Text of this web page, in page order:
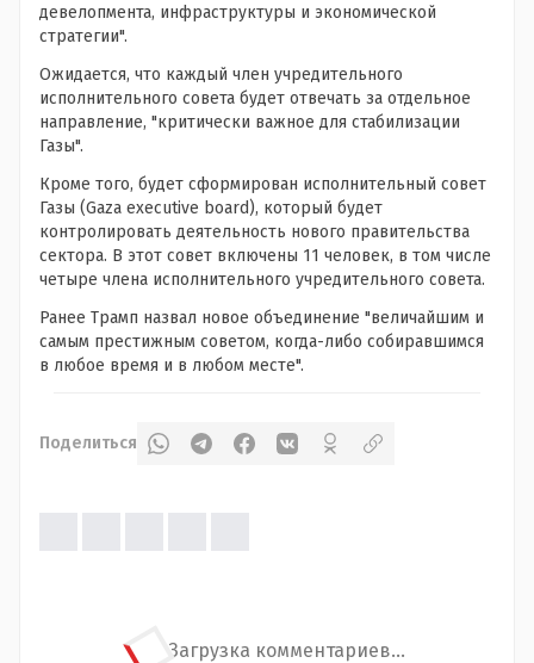
девелопмента, инфраструктуры и экономической
стратегии".
Ожидается, что каждый член учредительного
исполнительного совета будет отвечать за отдельное
направление, "критически важное для стабилизации
Газы".
Кроме того, будет сформирован исполнительный совет
Газы (Gaza executive board), который будет
контролировать деятельность нового правительства
сектора. В этот совет включены 11 человек, в том числе
четыре члена исполнительного учредительного совета.
Ранее Трамп назвал новое объединение "величайшим и
самым престижным советом, когда-либо собиравшимся
в любое время и в любом месте".
Поделиться
Загрузка комментариев...